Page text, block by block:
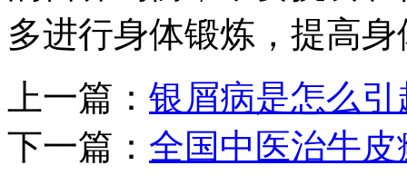
多进行身体锻炼，提高
上一篇： 银屑病是怎么
下一篇： 全国中医治牛